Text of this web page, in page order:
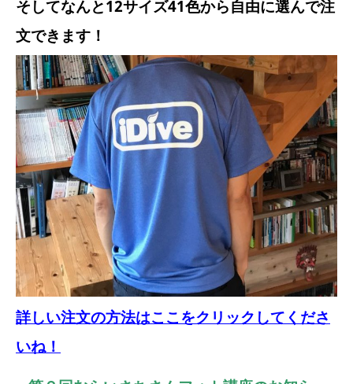
そしてなんと12サイズ41色から自由に選んで注
文できます！
詳しい注文の方法はここをクリックしてくださ
いね！